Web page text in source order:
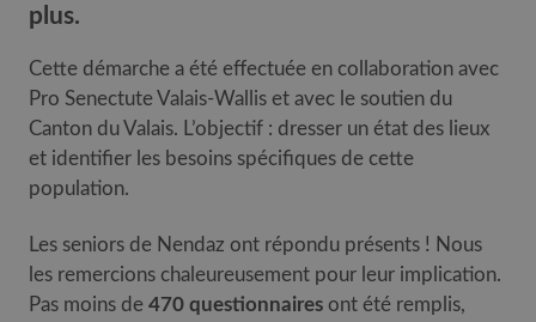
plus.
Cette démarche a été effectuée en collaboration avec
Pro Senectute Valais-Wallis et avec le soutien du
Canton du Valais. L’objectif : dresser un état des lieux
et identifier les besoins spécifiques de cette
population.
Les seniors de Nendaz ont répondu présents ! Nous
les remercions chaleureusement pour leur implication.
Pas moins de470 questionnaires ont été remplis,